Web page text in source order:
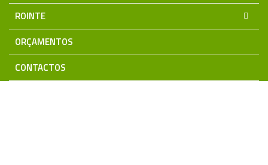
ROINTE
ORÇAMENTOS
CONTACTOS